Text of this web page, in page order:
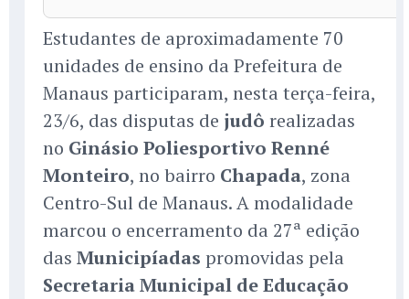
Estudantes de aproximadamente 70
unidades de ensino da Prefeitura de
Manaus participaram, nesta terça-feira,
23/6, das disputas de judô realizadas
no Ginásio Poliesportivo Renné
Monteiro, no bairro Chapada, zona
Centro-Sul de Manaus. A modalidade
marcou o encerramento da 27ª edição
das Municipíadas promovidas pela
Secretaria Municipal de Educação